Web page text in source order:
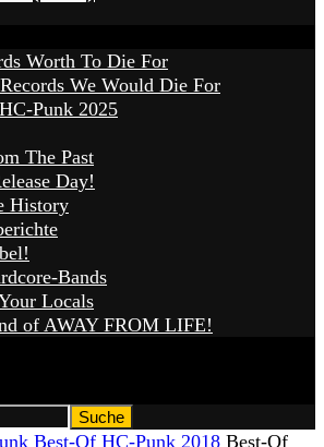
Worth To Die For
We Would Die For
Punk 2025
The Past
Day!
History
Bands
Locals
of AWAY FROM LIFE!
Best-Of HC-Punk 2018 Best-Of